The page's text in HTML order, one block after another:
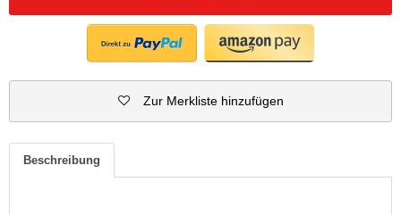
Zur Merkliste hinzufügen
Beschreibung